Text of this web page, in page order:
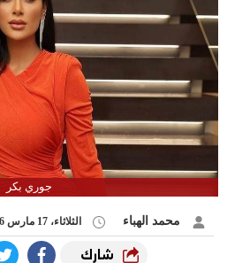
جوري بكر
محمد الهباء الثلاثاء، 17 مارس 2026 12:52 م
شارك